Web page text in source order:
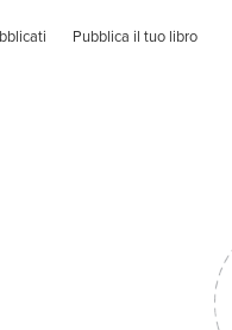
Pubblica il tuo libro